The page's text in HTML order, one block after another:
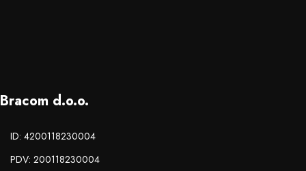
Bracom d.o.o.
ID: 4200118230004
PDV: 200118230004